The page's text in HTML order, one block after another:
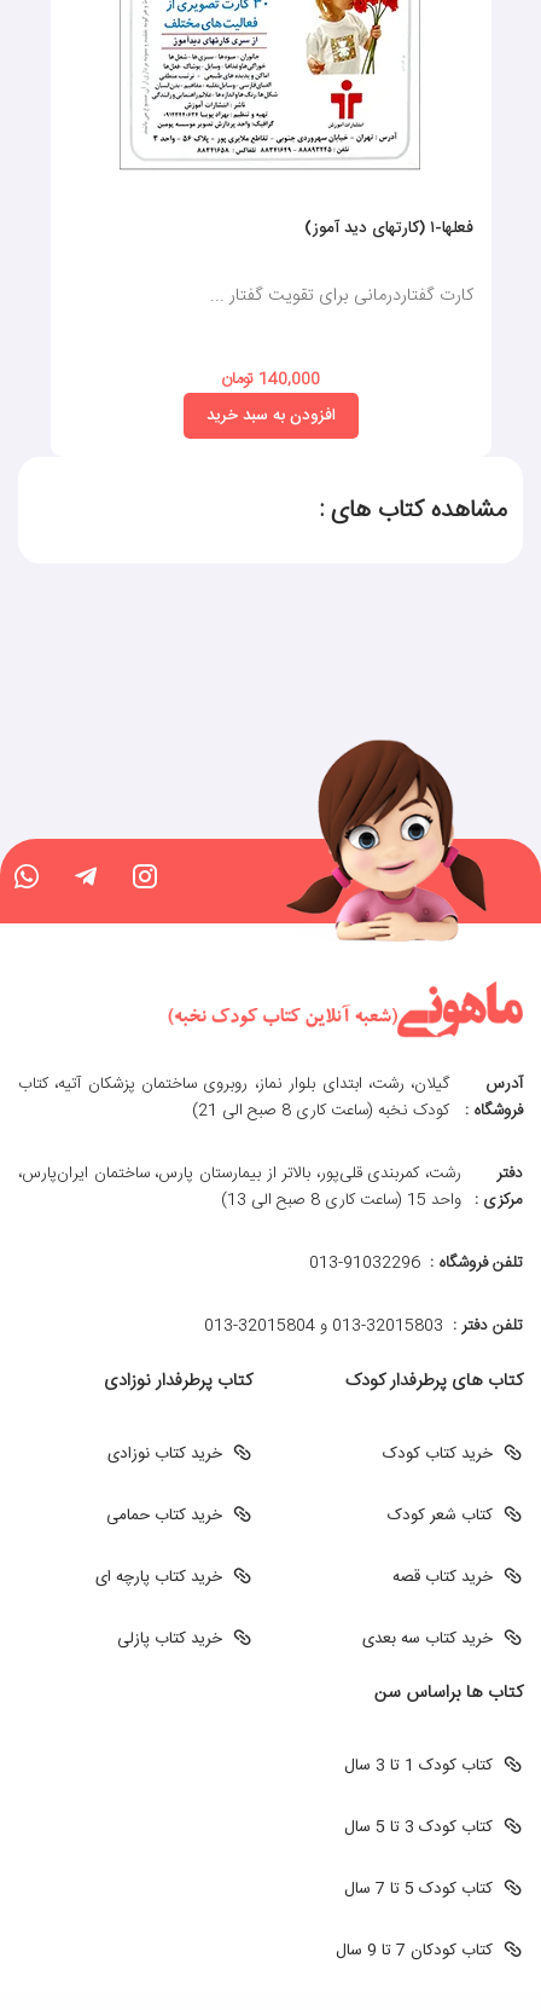
فعلها-۱ (کارتهای دید آموز)
کارت گفتاردرمانی برای تقویت گفتار ...
140,000 تومان
افزودن به سبد خرید
مشاهده کتاب های :
آدرس
فروشگاه :
گیلان، رشت، ابتدای بلوار نماز، روبروی ساختمان پزشکان آتیه، کتاب
کودک نخبه (ساعت کاری 8 صبح الی 21)
دفتر
مرکزی :
رشت، کمربندی قلی‌پور، بالاتر از بیمارستان پارس، ساختمان ایران‌پارس،
واحد 15 (ساعت کاری 8 صبح الی 13)
تلفن فروشگاه : 013-91032296
تلفن دفتر : 013-32015803 و 32015804-013
کتاب های پرطرفدار کودک
خرید کتاب کودک
کتاب شعر کودک
خرید کتاب قصه
خرید کتاب سه بعدی
کتاب پرطرفدار نوزادی
خرید کتاب نوزادی
خرید کتاب حمامی
خرید کتاب پارچه ای
خرید کتاب پازلی
کتاب ها براساس سن
کتاب کودک 1 تا 3 سال
کتاب کودک 3 تا 5 سال
کتاب کودک 5 تا 7 سال
کتاب کودکان 7 تا 9 سال